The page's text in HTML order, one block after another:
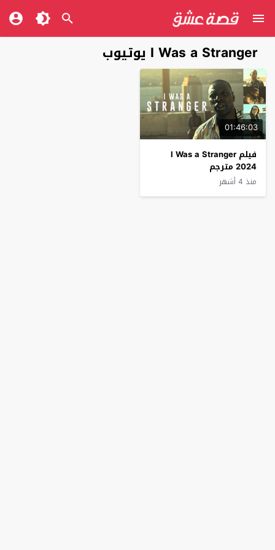
I Was a Stranger يوتيوب
01:46:03
فيلم I Was a Stranger
2024 مترجم
منذ 4 أشهر